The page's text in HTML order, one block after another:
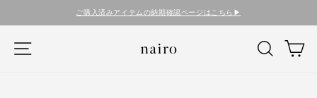
ご購入済みアイテムの納期確認ページはこちら▶︎
検索 カ